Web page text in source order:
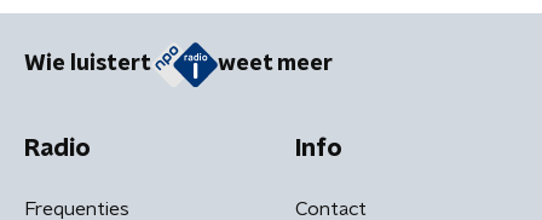
Wie luistert weet meer
Radio
Frequenties
Info
Contact